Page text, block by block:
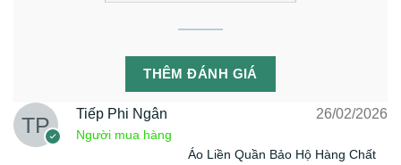
THÊM ĐÁNH GIÁ
Tiếp Phi Ngân
Người mua hàng
26/02/2026
Áo Liền Quần Bảo Hộ Hàng Chất